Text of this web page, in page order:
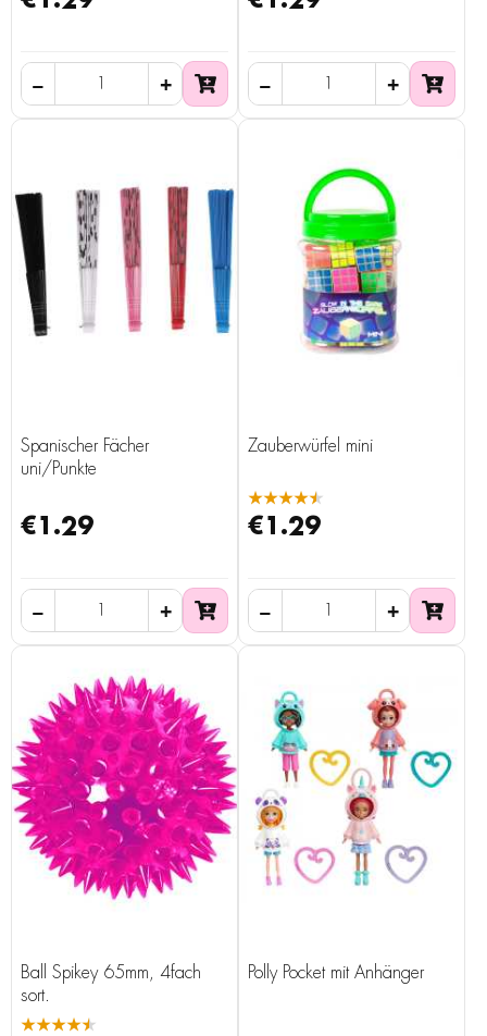
Spanischer Fächer
uni/Punkte
€1.29
Zauberwürfel mini
★★★★★
€1.29
Ball Spikey 65mm, 4fach
sort.
★★★★★
Polly Pocket mit Anhänger